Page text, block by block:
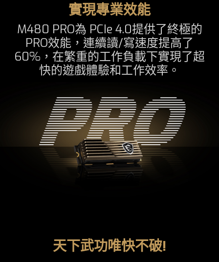
實現專業效能
M480 PRO為 PCIe 4.0提供了終極的
PRO效能，連續讀/寫速度提高了
60%，在繁重的工作負載下實現了超
快的遊戲體驗和工作效率。
天下武功唯快不破!